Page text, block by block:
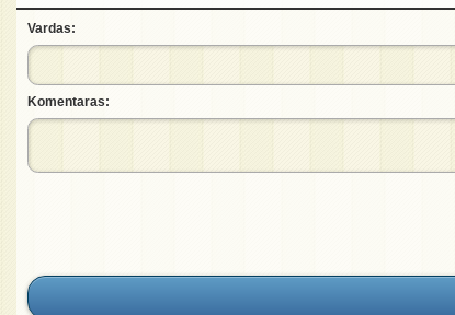
Vardas:
Komentaras: